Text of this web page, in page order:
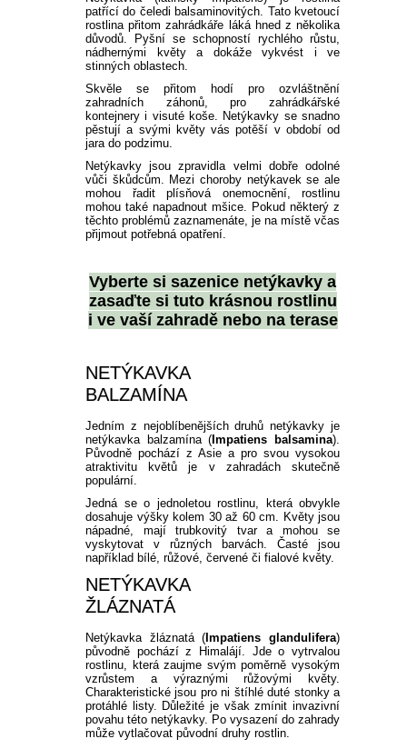
KOŘENOVÁ ZELENINA
LUSKOVÁ ZELENINA
KOŠŤÁLOVÁ ZELENINA
CIBULOVÁ ZELENINA
SEMENÁ NA KLÍČKY
OSTATNÍ SEMÍNKA
ZELENINY
SUBSTRÁTY A ZEMINY
VELKOKVĚTÉ
OSTATNÍ
BALKONOVKY NA PŘÍMÉ
SLUNCE
NEMESIA
ČERNOOKÁ ZUZANA
SPORÝŠ
HVOZDÍK
KOPRETINA
DVOUZUBEC
ŠTÍROVNÍK
SCAEVOLA
OSTRUHATKA
HELICHRYSUM
OSTEOSPERMUM
ISOTOMA
VITÁLKA
PRYŠEC
BALKONOVÉ KVĚTINY DO
STÍNU / POLOSTÍNU
AFRICKÁ KOPŘIVA
POVÍJNICE
BAKOPA
LOTUS
VĚJÍŘOVKA
TAŘICE
NETÝKAVKA
ROSTLINY OKRASNÉ
LISTEM
OKRASNÁ KOPŘIVA
IPOMOEA
DICHONDRA
PLECTRANTHUS
SMIL
POPENEC
PRÍSLUŠENSTVÍ K
BALKÓNOVÝM ROSTLINÁM
OKRASNÉ SMRKY
JEHLIČNANY NA KMÍNKU
ZAKRSLÉ JEHLIČNANY
JEHLIČNATÉ STROMY
OSTATNÍ
KVETOUCÍ KEŘE NA
SLUNCE
KEŘE KVETOUCÍ V LÉTĚ
KEŘE KVETOUCÍ V ZIMĚ
PLAMÉNKY
KVETOUCÍ POPÍNAVÉ
ROSTLINY
ČAJOHYBRIDY
MNOHOKVĚTÉ RŮŽE
STROMKOVÉ RŮŽE
OKRASNÉ TRÁVY NÍZKÉ
KOSTŘAVY
OSTŘICE
NÍZKÉ OKRASNÉ TRÁVY
OSTATNÍ
OKRASNÉ TRÁVY VYSOKÉ
KORTADÉRIE
OZDOBNICE
PABAMBUS
VYSOKÉ TRAVINY OSTATNÍ
TRVALKY
VYSOKÉ TRVALKY
NÍZKÉ TRVALKY
TRVALKY DO STÍNU
ČECHRAVY
BOHYŠKY
JARNÍ TRVALKY
PODZIMNÍ TRVALKY
LEVANDULE
ECHINACEA
ŽIVÉ PLOTY
ŽIVÝ PLOT NEOPADAVÝ
ŽIVÝ PLOT OPADAVÝ
HORTENZIE
HORTENZIE LATNATÉ
HORTENZIE VELKOLISTÉ
STROMEČKOVITÉ
MODRÉ HORTENZIE
SOLITÉRY
PŘÍSLUŠENSTVÍ K
OKRASNÉ ZAHRADĚ
BÍLÉ A LESNÍ JAHODY
REZISTENTNÍ JABLONĚ
SLOUPOVITÉ JABLONĚ
ŠVESTKY A BLUMY
MERUŇKY
BROSKVE A NEKTARINKY
ZAKRSLÉ OVOCNÉ STROMY
OSTRUŽINY
ANGREŠT
MALINY
RYBÍZ
FIKOVNÍK
HURMIKAKI
KIWI
MUCHOVNÍK
RAKYTNÍK ŘEŠETLÁKOVÝ
OŘECHY A LÍSKY
SAZENICE ZELENINY
SAZENICE RAJČAT
SAZENICE OKUREK
SADBOVÉ BRAMBORY
SLADKÉ BRAMBORY
MEDVĚDÍ ČESNEK
OSTATNÍ
PŘÍSLUŠENSTVÍ K
UŽITKOVÉ ZAHRADĚ
SLEVA 10 %
patřící do čeledi balsaminovitých. Tato kvetoucí
rostlina přitom zahrádkáře láká hned z několika
důvodů. Pyšní se schopností rychlého růstu,
nádhernými květy a dokáže vykvést i ve
stinných oblastech.
Skvěle se přitom hodí pro ozvláštnění
zahradních záhonů, pro zahrádkářské
kontejnery i visuté koše. Netýkavky se snadno
pěstují a svými květy vás potěší v období od
jara do podzimu.
Netýkavky jsou zpravidla velmi dobře odolné
vůči škůdcům. Mezi choroby netýkavek se ale
mohou řadit plísňová onemocnění, rostlinu
mohou také napadnout mšice. Pokud některý z
těchto problémů zaznamenáte, je na místě včas
přijmout potřebná opatření.
Vyberte si sazenice netýkavky a
zasaďte si tuto krásnou rostlinu
i ve vaší zahradě nebo na terase
NETÝKAVKA
BALZAMÍNA
Jedním z nejoblíbenějších druhů netýkavky je
netýkavka balzamína ( Impatiens balsamina).
Původně pochází z Asie a pro svou vysokou
atraktivitu květů je v zahradách skutečně
populární.
Jedná se o jednoletou rostlinu, která obvykle
dosahuje výšky kolem 30 až 60 cm. Květy jsou
nápadné, mají trubkovitý tvar a mohou se
vyskytovat v různých barvách. Časté jsou
například bílé, růžové, červené či fialové květy.
NETÝKAVKA
ŽLÁZNATÁ
Netýkavka žláznatá ( Impatiens glandulifera)
původně pochází z Himalájí. Jde o vytrvalou
rostlinu, která zaujme svým poměrně vysokým
vzrůstem a výraznými růžovými květy.
Charakteristické jsou pro ni štíhlé duté stonky a
protáhlé listy. Důležité je však zmínit invazivní
povahu této netýkavky. Po vysazení do zahrady
může vytlačovat původní druhy rostlin.